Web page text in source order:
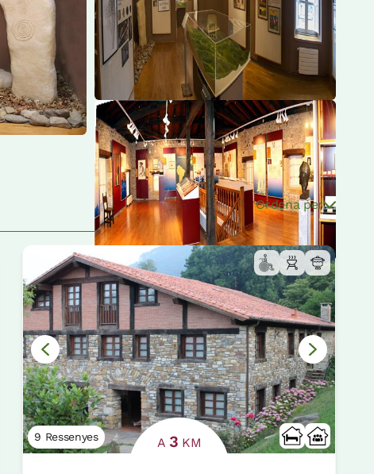
Ordena per
9 Ressenyes A 3 KM